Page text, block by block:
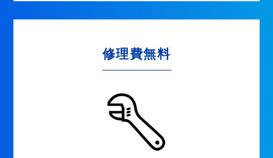
修理費無料